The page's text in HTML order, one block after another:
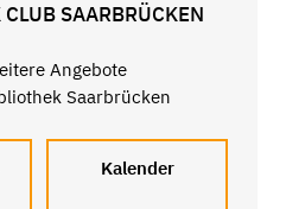
SAARBRÜCKEN
Angebote
Saarbrücken
Kalender